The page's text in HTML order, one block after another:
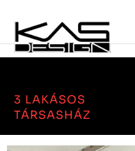
3 LAKÁSOS
TÁRSASHÁZ